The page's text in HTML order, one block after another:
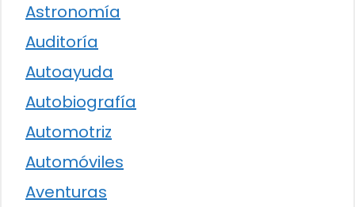
Astronomía
Auditoría
Autoayuda
Autobiografía
Automotriz
Automóviles
Aventuras